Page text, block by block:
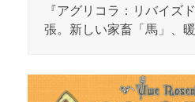
『アグリコラ：リバイズ
張。新しい家畜「馬」、